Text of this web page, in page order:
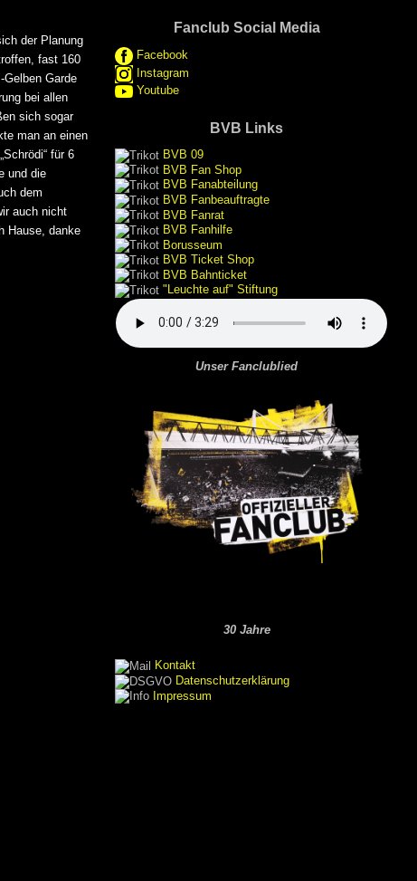
der Planung
fast 160
Garde
bei allen
sich sogar
man an einen
für 6
und die
dem
auch nicht
Hause, danke
Fanclub Social Media
Facebook
Instagram
Youtube
BVB Links
BVB 09
BVB Fan Shop
BVB Fanabteilung
BVB Fanbeauftragte
BVB Fanrat
BVB Fanhilfe
Borusseum
BVB Ticket Shop
BVB Bahnticket
"Leuchte auf" Stiftung
Unser Fanclublied
30 Jahre
Kontakt
Datenschutzerklärung
Impressum